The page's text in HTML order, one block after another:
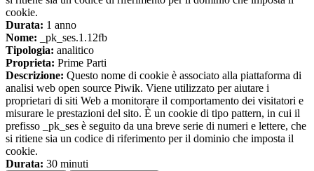
cookie.
Durata: 1 anno
Nome: _pk_ses.1.12fb
Tipologia: analitico
Proprieta: Prime Parti
Descrizione: Questo nome di cookie è associato alla piattaforma di
analisi web open source Piwik. Viene utilizzato per aiutare i
proprietari di siti Web a monitorare il comportamento dei visitatori e
misurare le prestazioni del sito. È un cookie di tipo pattern, in cui il
prefisso _pk_ses è seguito da una breve serie di numeri e lettere, che
si ritiene sia un codice di riferimento per il dominio che imposta il
cookie.
Durata: 30 minuti